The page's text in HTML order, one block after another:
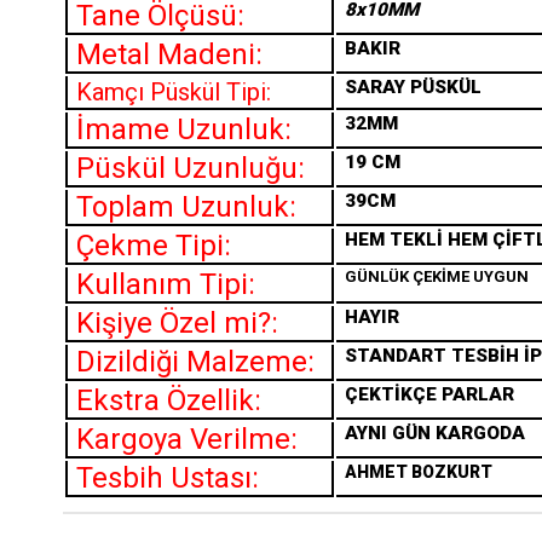
Tane Ölçüsü: 8x10MM
Metal Madeni: BAKIR
Kamçı Püskül Tipi: SARAY PÜSKÜL
İmame Uzunluk: 32MM
Püskül Uzunluğu: 19 CM
Toplam Uzunluk: 39CM
Çekme Tipi: HEM TEKLİ HEM
Kullanım Tipi: GÜNLÜK ÇEKİME UYGUN
Kişiye Özel mi?: HAYIR
Dizildiği Malzeme: STANDART TESBİH
Ekstra Özellik: ÇEKTİKÇE PARLAR
Kargoya Verilme: AYNI GÜN KARGODA
Tesbih Ustası: AHMET BOZKURT